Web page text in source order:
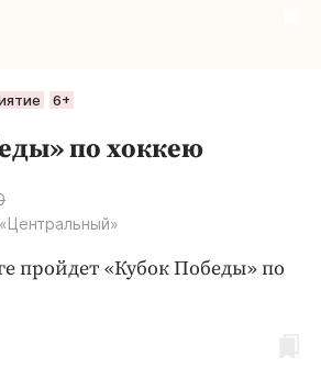
6+
по хоккею
пройдет «Кубок Победы» по